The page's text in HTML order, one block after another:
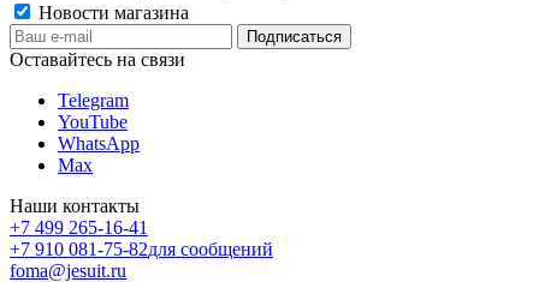
Новости магазина
Оставайтесь на связи
Telegram
YouTube
WhatsApp
Max
Наши контакты
+7 499 265-16-41
+7 910 081-75-82для сообщений
foma@jesuit.ru